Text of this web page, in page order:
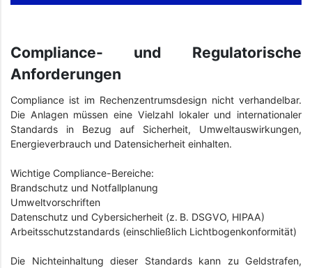
Compliance- und Regulatorische
Anforderungen
Compliance ist im Rechenzentrumsdesign nicht verhandelbar.
Die Anlagen müssen eine Vielzahl lokaler und internationaler
Standards in Bezug auf Sicherheit, Umweltauswirkungen,
Energieverbrauch und Datensicherheit einhalten.
Wichtige Compliance-Bereiche:
Brandschutz und Notfallplanung
Umweltvorschriften
Datenschutz und Cybersicherheit (z. B. DSGVO, HIPAA)
Arbeitsschutzstandards (einschließlich Lichtbogenkonformität)
Die Nichteinhaltung dieser Standards kann zu Geldstrafen,